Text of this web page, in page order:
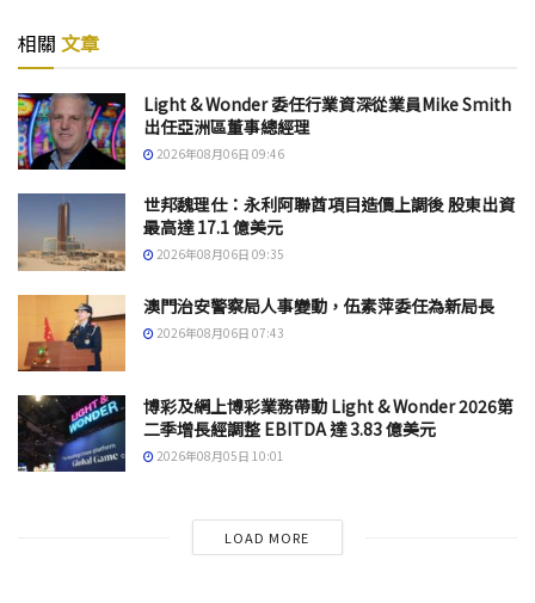
相關 文章
Light & Wonder 委任行業資深從業員Mike Smith
出任亞洲區董事總經理
2026年08月06日 09:46
世邦魏理仕：永利阿聯酋項目造價上調後 股東出資
最高達 17.1 億美元
2026年08月06日 09:35
澳門治安警察局人事變動，伍素萍委任為新局長
2026年08月06日 07:43
博彩及網上博彩業務帶動 Light & Wonder 2026第
二季增長經調整 EBITDA 達 3.83 億美元
2026年08月05日 10:01
LOAD MORE